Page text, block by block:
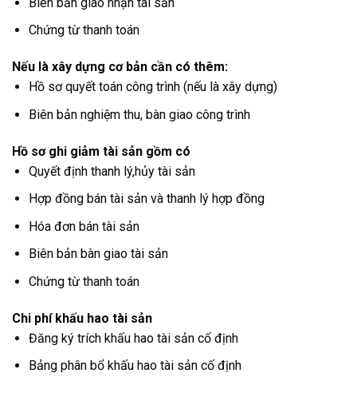
Chứng từ thanh toán
Nếu là xây dựng cơ bản cần có thêm:
Hồ sơ quyết toán công trình (nếu là xây dựng)
Biên bản nghiệm thu, bàn giao công trình
Hồ sơ ghi giảm tài sản gồm có
Quyết định thanh lý,hủy tài sản
Hợp đồng bán tài sản và thanh lý hợp đồng
Hóa đơn bán tài sản
Biên bản bàn giao tài sản
Chứng từ thanh toán
Chi phí khấu hao tài sản
Đăng ký trích khấu hao tài sản cố định
Bảng phân bổ khấu hao tài sản cố định